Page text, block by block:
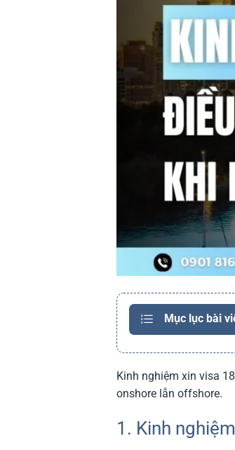
Mục lục bài
Kinh nghiệm xin visa
onshore lẫn offshore.
1. Kinh